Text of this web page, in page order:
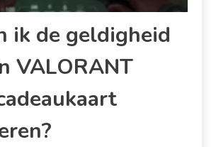
ik de geldigheid
VALORANT